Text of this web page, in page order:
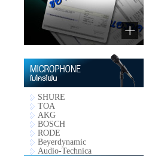
SHURE
TOA
AKG
BOSCH
RODE
Beyerdynamic
Audio-Technica